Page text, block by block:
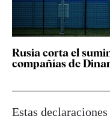
Rusia corta el
compañías de
Estas